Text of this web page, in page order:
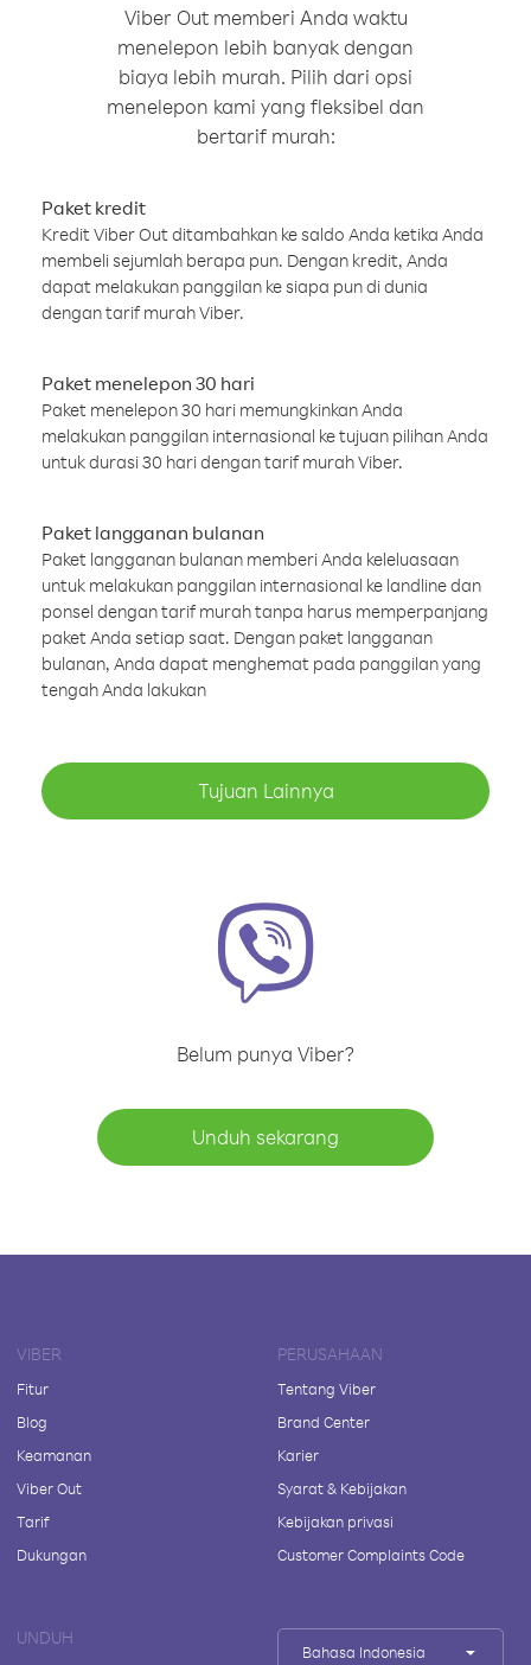
Viber Out memberi Anda waktu
menelepon lebih banyak dengan
biaya lebih murah. Pilih dari opsi
menelepon kami yang fleksibel dan
bertarif murah:
Paket kredit
Kredit Viber Out ditambahkan ke saldo Anda ketika Anda
membeli sejumlah berapa pun. Dengan kredit, Anda
dapat melakukan panggilan ke siapa pun di dunia
dengan tarif murah Viber.
Paket menelepon 30 hari
Paket menelepon 30 hari memungkinkan Anda
melakukan panggilan internasional ke tujuan pilihan Anda
untuk durasi 30 hari dengan tarif murah Viber.
Paket langganan bulanan
Paket langganan bulanan memberi Anda keleluasaan
untuk melakukan panggilan internasional ke landline dan
ponsel dengan tarif murah tanpa harus memperpanjang
paket Anda setiap saat. Dengan paket langganan
bulanan, Anda dapat menghemat pada panggilan yang
tengah Anda lakukan
Tujuan Lainnya
Belum punya Viber?
Unduh sekarang
VIBER
Fitur
Blog
Keamanan
Viber Out
Tarif
Dukungan
PERUSAHAAN
Tentang Viber
Brand Center
Karier
Syarat & Kebijakan
Kebijakan privasi
Customer Complaints Code
UNDUH
Bahasa Indonesia